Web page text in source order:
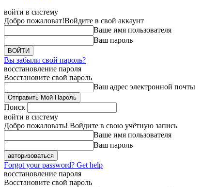
войти в систему
Добро пожаловат!Войдите в свой аккаунт
Ваше имя пользователя
Ваш пароль
Вы забыли свой пароль?
восстановление пароля
Восстановите свой пароль
Ваш адрес электронной почты
Поиск
войти в систему
Добро пожаловать! Войдите в свою учётную запись
Ваше имя пользователя
Ваш пароль
Forgot your password? Get help
восстановление пароля
Восстановите свой пароль